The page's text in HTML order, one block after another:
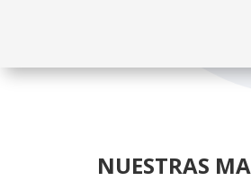
NUESTRAS